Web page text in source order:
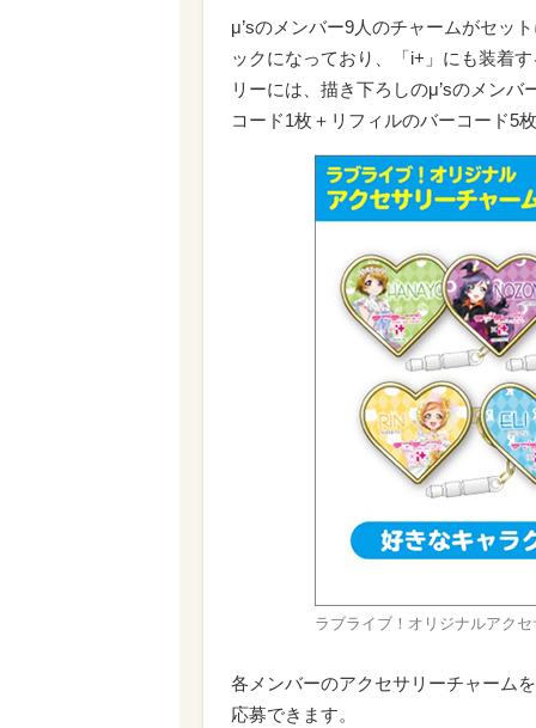
μ’sのメンバー9人のチャームがセッ
ックになっており、「i+」にも装着
リーには、描き下ろしのμ’sのメン
コード1枚＋リフィルのバーコード5
ラブライブ！オリジナルアク
各メンバーのアクセサリーチャーム
応募できます。